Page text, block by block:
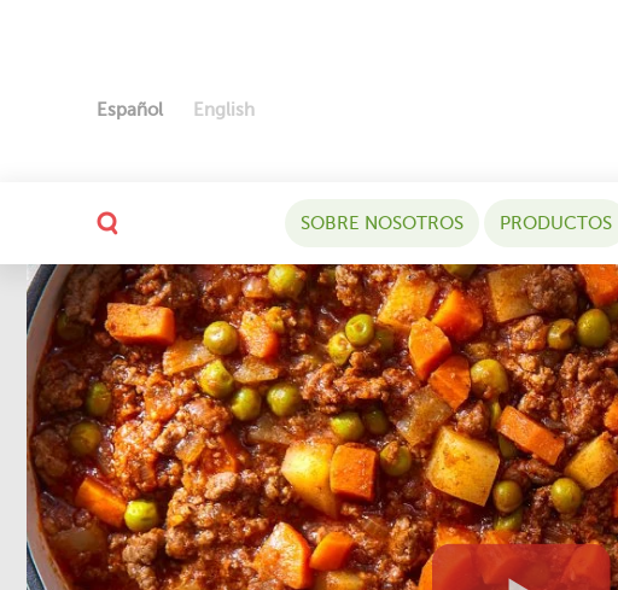
Español English
SOBRE NOSOTROS PRODUCTOS